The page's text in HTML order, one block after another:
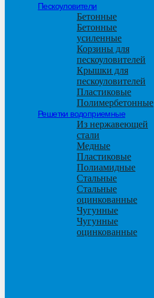
Пескоуловители
Бетонные
Бетонные
усиленные
Корзины для
пескоуловителей
Крышки для
пескоуловителей
Пластиковые
Полимербетонные
Решетки водоприемные
Из нержавеющей
стали
Медные
Пластиковые
Полиамидные
Стальные
Стальные
оцинкованные
Чугунные
Чугунные
оцинкованные